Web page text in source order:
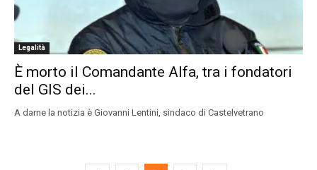
Legalità
È morto il Comandante Alfa, tra i fondatori
del GIS dei...
A darne la notizia è Giovanni Lentini, sindaco di Castelvetrano